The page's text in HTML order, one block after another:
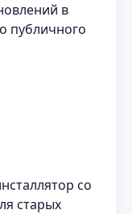
в
публичного
со
старых